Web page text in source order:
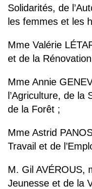
Solidarités, de
les femmes et les
Mme Valérie
et de la
Mme Annie
l’Agriculture, de la
de la Forêt ;
Mme Astrid
Travail et de
M. Gil AVÉROUS,
Jeunesse et de la